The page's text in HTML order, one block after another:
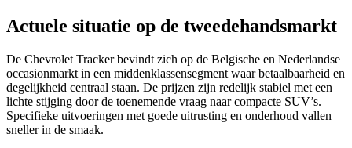
Actuele situatie op de tweedehandsmarkt
De Chevrolet Tracker bevindt zich op de Belgische en Nederlandse
occasionmarkt in een middenklassensegment waar betaalbaarheid en
degelijkheid centraal staan. De prijzen zijn redelijk stabiel met een
lichte stijging door de toenemende vraag naar compacte SUV’s.
Specifieke uitvoeringen met goede uitrusting en onderhoud vallen
sneller in de smaak.